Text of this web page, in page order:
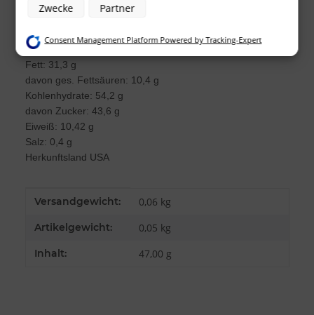
Energie: 2092kJ / 500kcal
Fett: 31,3 g
davon ges. Fettsäuren: 10,4 g
Kohlenhydrate: 54,2 g
davon Zucker: 43,6 g
Eiweiß: 10,42 g
Salz: 0,4 g
Herkunftsland USA
Produkteigenschaft
Wert
Versandgewicht: 0,06 kg
Artikelgewicht: 0,05 kg
Inhalt: 47,00 g
Verwendung reduzierter Daten zur Auswahl von Werbeanzeigen
Erstellung von Profilen zur Personalisierung von Inhalten
Verwendung von Profilen zur Auswahl personalisierter Inhalte
Messung der Werbeleistung
Messung der Performance von Inhalten
Analyse von Zielgruppen durch Statistiken oder Kombinationen von
Daten aus verschiedenen Quellen
Entwicklung und Verbesserung der Angebote
Verwendung reduzierter Daten zur Auswahl von Inhalten
Besondere Features:
Verwendung genauer Standortdaten
Zwecke Partner
Consent Management Platform Powered by Tracking-Expert